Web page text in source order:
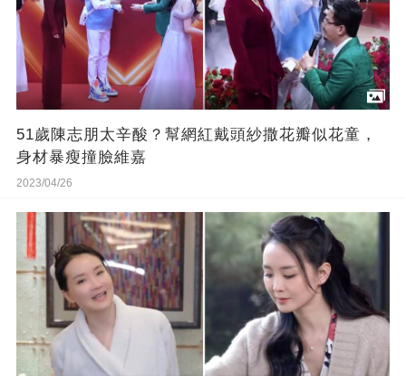
51歲陳志朋太辛酸？幫網紅戴頭紗撒花瓣似花童，
身材暴瘦撞臉維嘉
2023/04/26